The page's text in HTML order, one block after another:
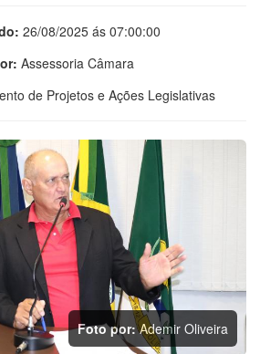
26/08/2025 ás 07:00:00
Assessoria Câmara
de Projetos e Ações Legislativas
Foto por:Ademir Oliveira